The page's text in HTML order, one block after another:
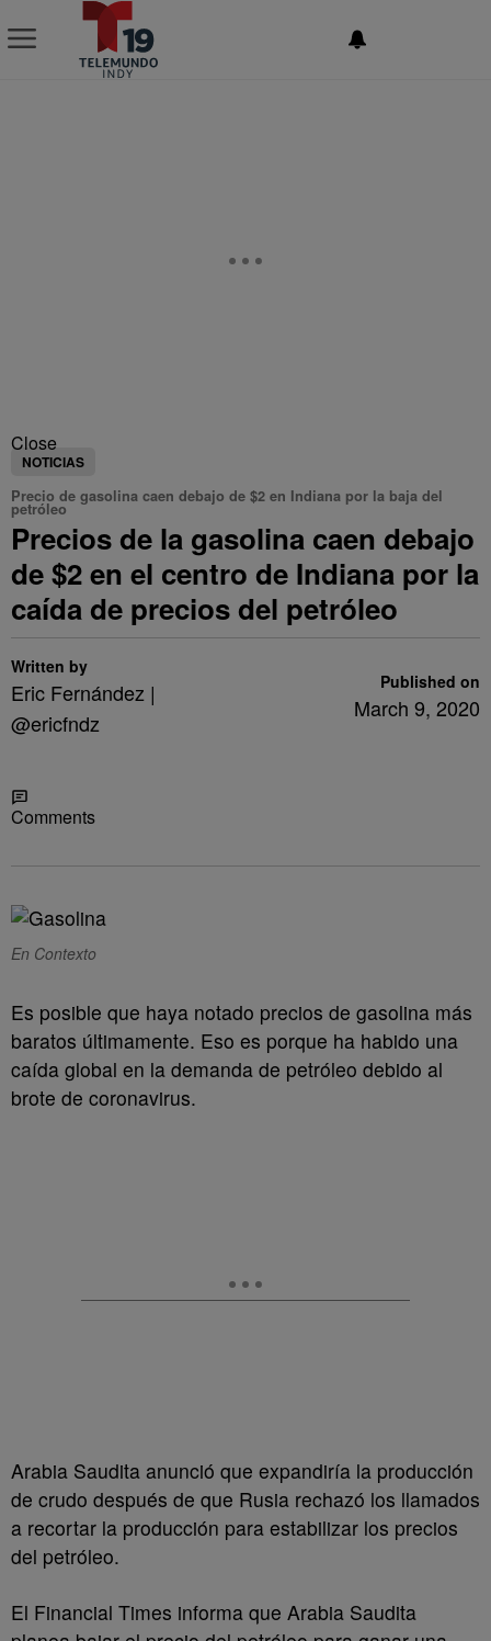
Close
NOTICIAS
Precio de gasolina caen debajo de $2 en Indiana por la baja del
petróleo
Precios de la gasolina caen debajo
de $2 en el centro de Indiana por la
caída de precios del petróleo
Written by
Eric Fernández |
@ericfndz
Published on
March 9, 2020
Comments
En Contexto
Es posible que haya notado precios de gasolina más
baratos últimamente. Eso es porque ha habido una
caída global en la demanda de petróleo debido al
brote de coronavirus.
Arabia Saudita anunció que expandiría la producción
de crudo después de que Rusia rechazó los llamados
a recortar la producción para estabilizar los precios
del petróleo.
El Financial Times informa que Arabia Saudita